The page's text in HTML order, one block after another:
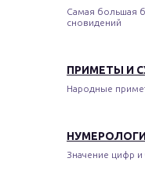
Самая большая
сновидений
ПРИМЕТЫ И
Народные
Значение цифр и